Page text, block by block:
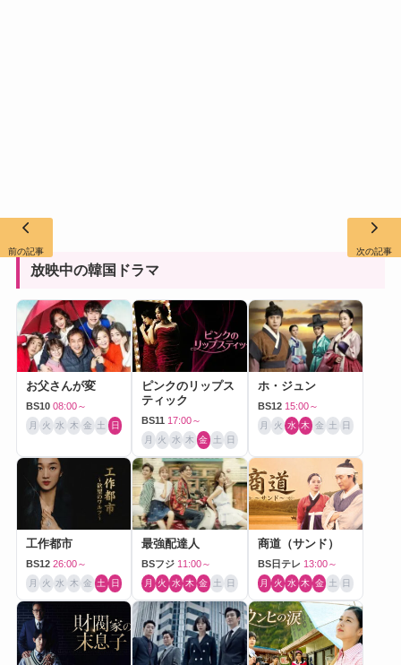
放映中の韓国ドラマ
お父さんが変
BS10 08:00～
月 火 水 木 金 土 日
ピンクのリップス
ティック
BS11 17:00～
月 火 水 木 金 土 日
ホ・ジュン
BS12 15:00～
月 火 水 木 金 土 日
工作都市
BS12 26:00～
月 火 水 木 金 土 日
最強配達人
BSフジ 11:00～
月 火 水 木 金 土 日
商道（サンド）
BS日テレ 13:00～
月 火 水 木 金 土 日
前の記事 次の記事